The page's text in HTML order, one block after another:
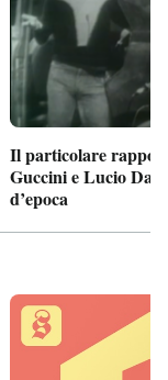
Il particolare
Guccini e Lucio
d’epoca